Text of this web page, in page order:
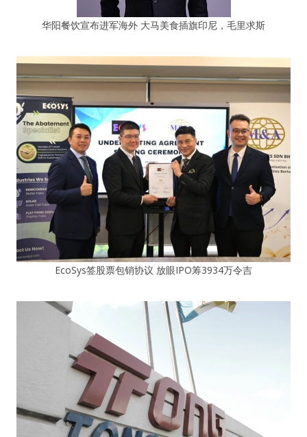
华阳餐饮宣布进军海外 大马美食插旗印尼，毛里求斯
EcoSys签股票包销协议 放眼IPO筹3934万令吉